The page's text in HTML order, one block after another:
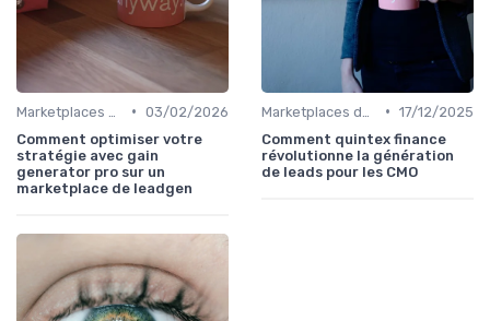
• 03/02/2026
Comment optimiser votre
stratégie avec gain
generator pro sur un
marketplace de leadgen
• 17/12/2025
Comment quintex finance
révolutionne la génération
de leads pour les CMO